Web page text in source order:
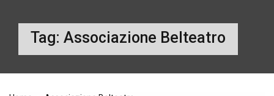
Tag: Associazione Belteatro